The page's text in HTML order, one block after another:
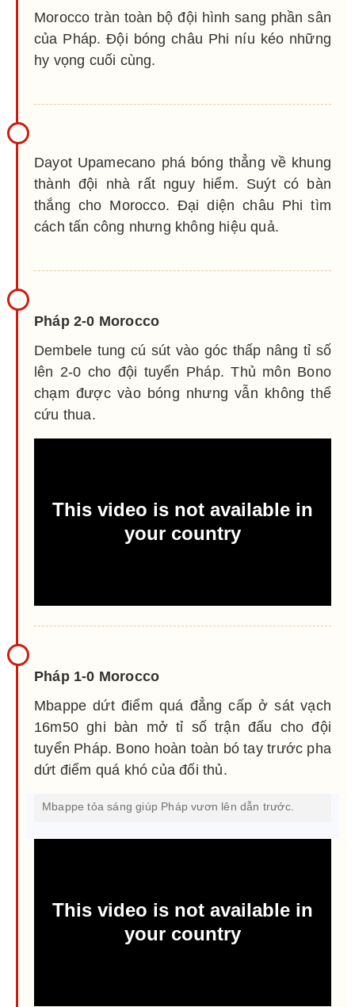
Morocco tràn toàn bộ đội hình sang phần sân
của Pháp. Đội bóng châu Phi níu kéo những
hy vọng cuối cùng.
Dayot Upamecano phá bóng thẳng về khung
thành đội nhà rất nguy hiểm. Suýt có bàn
thắng cho Morocco. Đại diện châu Phi tìm
cách tấn công nhưng không hiệu quả.
Pháp 2-0 Morocco
Dembele tung cú sút vào góc thấp nâng tỉ số
lên 2-0 cho đội tuyển Pháp. Thủ môn Bono
chạm được vào bóng nhưng vẫn không thể
cứu thua.
Pháp 1-0 Morocco
Mbappe dứt điểm quá đẳng cấp ở sát vạch
16m50 ghi bàn mở tỉ số trận đấu cho đội
tuyển Pháp. Bono hoàn toàn bó tay trước pha
dứt điểm quá khó của đối thủ.
Mbappe tỏa sáng giúp Pháp vươn lên dẫn trước.